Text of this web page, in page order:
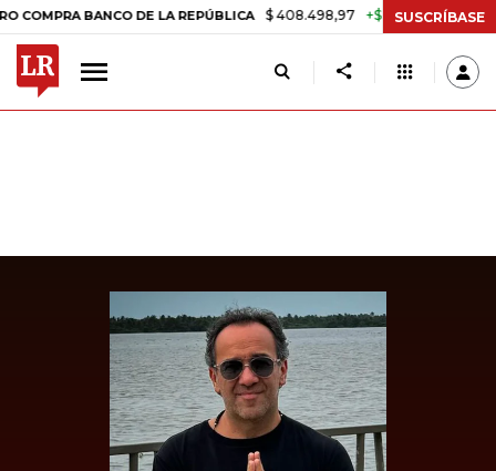
BANCO DE LA REPÚBLICA $ 408.498,97 +$ 8.753,81 +2,19%
SUSCRÍBASE